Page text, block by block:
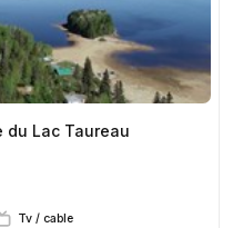
du Lac Taureau
Tv / cable